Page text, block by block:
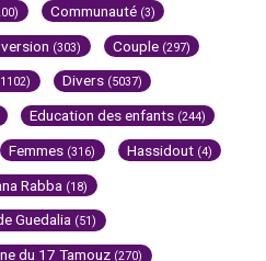
Communauté (3)
(303) Couple (297)
Divers (5037)
Education des enfants (244)
Femmes (316) Hassidout (4)
Rabba (18)
Guedalia (51)
du 17 Tamouz (270)